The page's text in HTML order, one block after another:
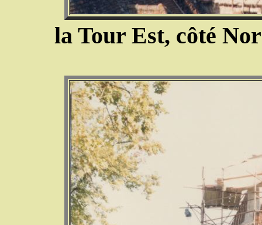
la Tour Est, côté